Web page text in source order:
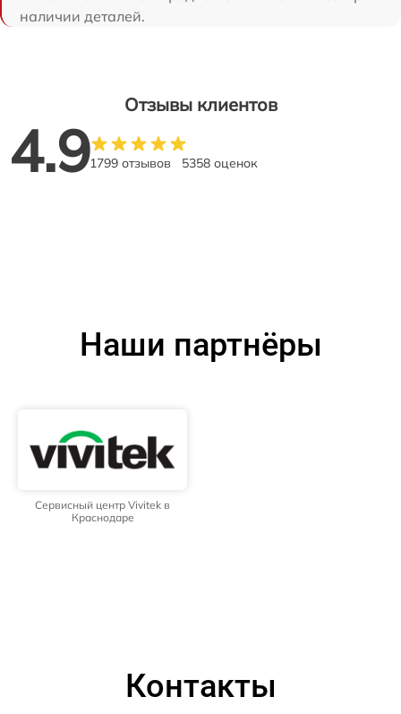
наличии деталей.
Отзывы клиентов
4.91799 отзывов 5358 оценок
Наши партнёры
Сервисный центр Vivitek в
Краснодаре
Контакты